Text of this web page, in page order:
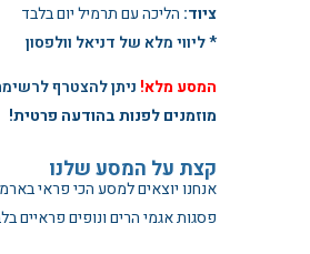
ציוד: הליכה עם תרמיל יום בלבד
* ליווי מלא של דניאל וולפסון
המסע מלא! ניתן להצטרף
מוזמנים לפנות בהודעה פרטית!
קצת על המסע שלנו
אנחנו יוצאים למסע הכי פראי
פסגות אגמי הרים ונופים פראיים